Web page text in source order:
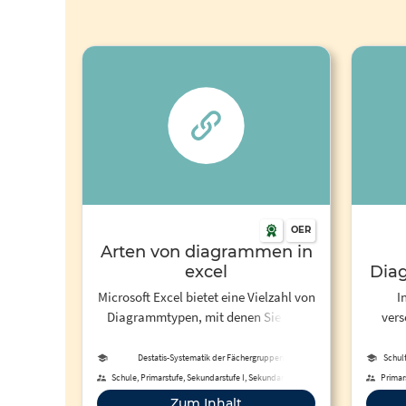
OER
Arten von diagrammen in
excel
Microsoft Excel bietet eine Vielzahl von
Diagrammtypen, mit denen Sie Ihre
Destatis-Systematik der Fächergruppen,
Schule, Primarstufe, Sekundarstufe I, Sekundarstufe II,
Berufliche Bildung, Hochschule, Fortbildung,
Erwachsenenbildung, Fernunterricht